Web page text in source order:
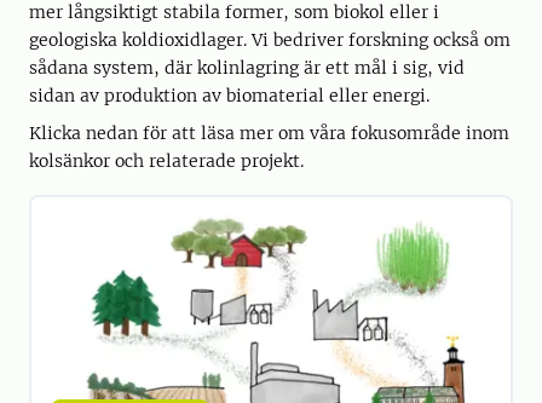
mer långsiktigt stabila former, som biokol eller i
geologiska koldioxidlager. Vi bedriver forskning också om
sådana system, där kolinlagring är ett mål i sig, vid
sidan av produktion av biomaterial eller energi.
Klicka nedan för att läsa mer om våra fokusområde inom
kolsänkor och relaterade projekt.